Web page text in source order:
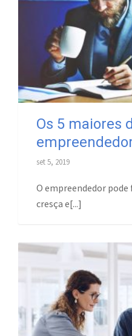
Os 5 maiores
set 5, 2019
O empreendedor pode
cresça e[...]